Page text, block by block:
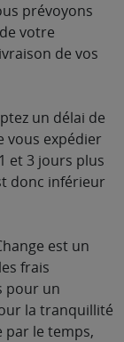
prévoyons
votre
de vos
un délai de
vous expédier
et 3 jours plus
donc inférieur
est un
frais
pour un
la tranquillité
par le temps,